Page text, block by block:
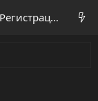
Регистрация